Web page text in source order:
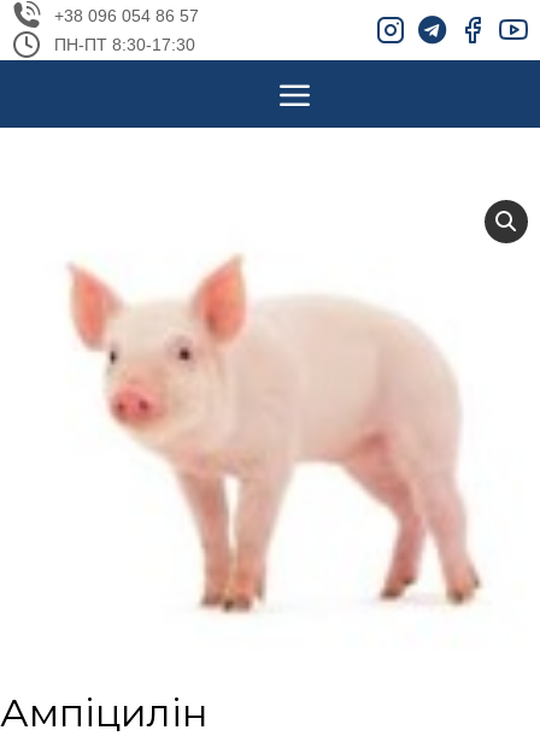
+38 096 054 86 57
ПН-ПТ 8:30-17:30
Ампіцилін